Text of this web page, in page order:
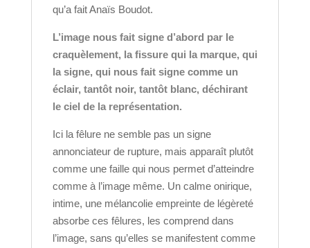
qu’a fait Anaïs Boudot.
L’image nous fait signe d’abord par le
craquèlement, la fissure qui la marque, qui
la signe, qui nous fait signe comme un
éclair, tantôt noir, tantôt blanc, déchirant
le ciel de la représentation.
Ici la fêlure ne semble pas un signe
annonciateur de rupture, mais apparaît plutôt
comme une faille qui nous permet d’atteindre
comme à l’image même. Un calme onirique,
intime, une mélancolie empreinte de légèreté
absorbe ces fêlures, les comprend dans
l’image, sans qu’elles se manifestent comme